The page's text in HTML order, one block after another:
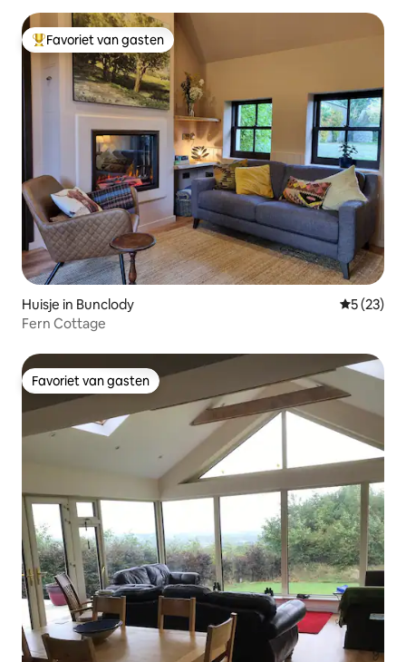
Topfavoriet van gasten
Favoriet van gasten
Huisje in Bunclody
5 (23)
Fern Cottage
Favoriet van gasten
Favoriet van gasten